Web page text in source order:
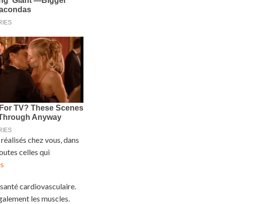
chez vous, dans
celles qui
cardiovasculaire.
les muscles.